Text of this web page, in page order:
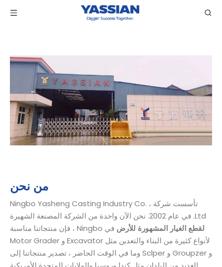
من نحن
تأسست شركة Ningbo Yasheng Casting Industry Co. ،
Ltd. في عام 2002. نحن الآن واحدة من الشركة المصنعة الشهيرة
لقطع الغيار المشهورة للأرض
في Ningbo ، فإن منتجاتنا مناسبة
لأنواع كثيرة من البناء والتعدين مثل Excavator و Motor Grader
و Groupzer و Sclper وما في الوقت الحاضر ، تصدير منتجاتنا إلى